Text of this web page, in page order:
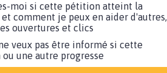
moi si cette pétition atteint la
comment je peux en aider d'autres,
ouvertures et clics
veux pas être informé si cette
une autre progresse